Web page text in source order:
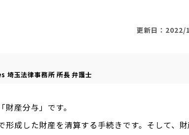
更新日：2022/
埼玉法律事務所所長 弁護士
産分与」です。
形成した財産を清算する手続きです。そして、